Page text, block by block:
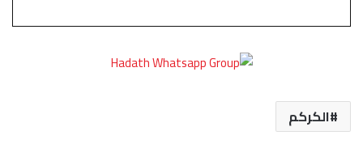
الكركم